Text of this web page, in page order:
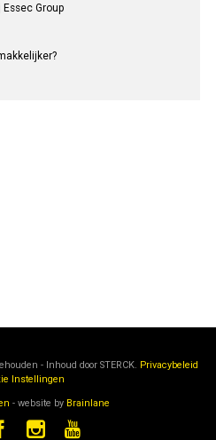
Group
- Inhoud door STERCK. Privacybeleid
Instellingen
- website by Brainlane